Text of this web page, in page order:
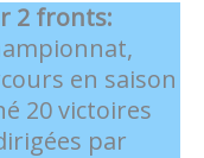
2 fronts:
en saison
20 victoires
par